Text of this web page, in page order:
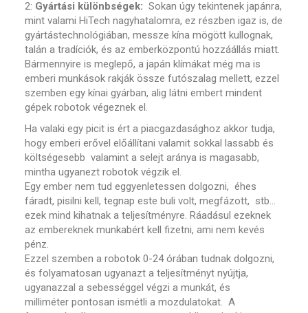
2: Gyártási különbségek: Sokan úgy tekintenek japánra,
mint valami HiTech nagyhatalomra, ez részben igaz is, de
gyártástechnológiában, messze kína mögött kullognak,
talán a tradíciók, és az emberközpontú hozzáállás miatt.
Bármennyire is meglepő, a japán klímákat még ma is
emberi munkások rakják össze futószalag mellett, ezzel
szemben egy kínai gyárban, alig látni embert mindent
gépek robotok végeznek el.
Ha valaki egy picit is ért a piacgazdasághoz akkor tudja,
hogy emberi erővel előállítani valamit sokkal lassabb és
költségesebb valamint a selejt aránya is magasabb,
mintha ugyanezt robotok végzik el.
Egy ember nem tud eggyenletessen dolgozni, éhes
fáradt, pisilni kell, tegnap este buli volt, megfázott, stb…
ezek mind kihatnak a teljesítményre. Ráadásul ezeknek
az embereknek munkabért kell fizetni, ami nem kevés
pénz.
Ezzel szemben a robotok 0-24 órában tudnak dolgozni,
és folyamatosan ugyanazt a teljesítményt nyújtja,
ugyanazzal a sebességgel végzi a munkát, és
milliméter pontosan ismétli a mozdulatokat. A